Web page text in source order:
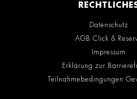
Datenschutz
AGB Click &
Impressum
Erklärung zur
Teilnahmebedingungen